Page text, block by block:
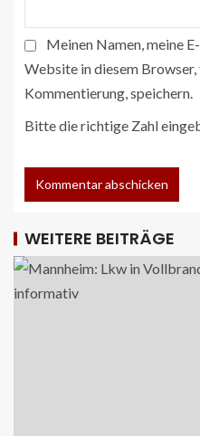
Meinen Namen, meine
Website in diesem
Kommentierung, speichern.
Bitte die richtige Zahl
WEITERE BEITRÄGE